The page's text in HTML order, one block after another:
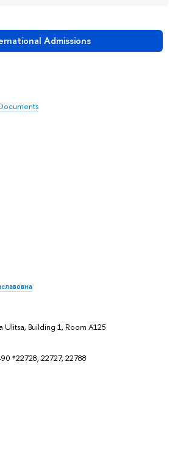
Admissions
Ulitsa, Building 1, Room A125
*22728, 22727, 22788